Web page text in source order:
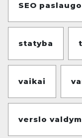
SEO
statyba
vaikai
verslo